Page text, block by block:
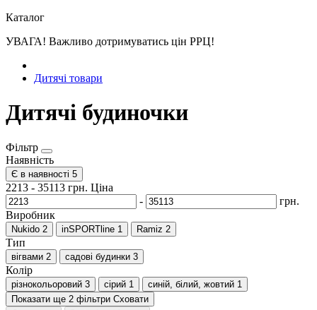
Каталог
УВАГА! Важливо дотримуватись цін РРЦ!
Дитячі товари
Дитячі будиночки
Фільтр
Наявність
Є в наявності 5
2213 - 35113 грн. Ціна
-
грн.
Виробник
Nukido 2 inSPORTline 1 Ramiz 2
Тип
вігвами 2 садові будинки 3
Колір
різнокольоровий 3 сірий 1 синій, білий, жовтий 1
Показати ще 2 фільтри Сховати